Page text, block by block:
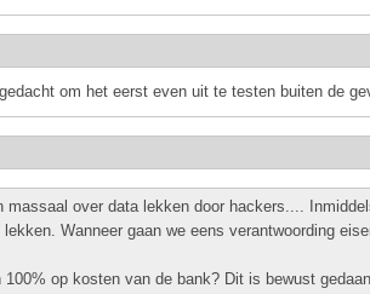
om het eerst even uit te testen buiten de
massaal over data lekken door hackers....
Wanneer gaan we eens verantwoording
op kosten van de bank? Dit is bewust